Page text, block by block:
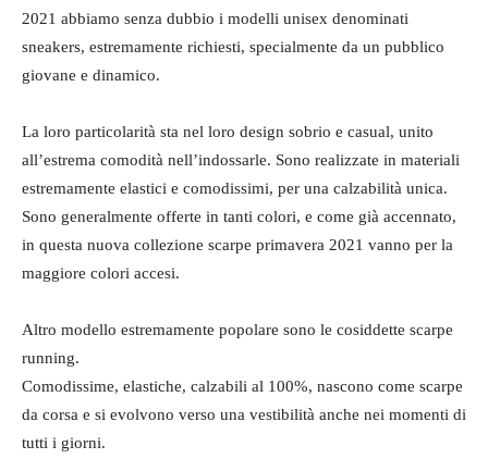
2021 abbiamo senza dubbio i modelli unisex denominati
sneakers, estremamente richiesti, specialmente da un pubblico
giovane e dinamico.
La loro particolarità sta nel loro design sobrio e casual, unito
all’estrema comodità nell’indossarle. Sono realizzate in materiali
estremamente elastici e comodissimi, per una calzabilità unica.
Sono generalmente offerte in tanti colori, e come già accennato,
in questa nuova collezione scarpe primavera 2021 vanno per la
maggiore colori accesi.
Altro modello estremamente popolare sono le cosiddette scarpe
running.
Comodissime, elastiche, calzabili al 100%, nascono come scarpe
da corsa e si evolvono verso una vestibilità anche nei momenti di
tutti i giorni.